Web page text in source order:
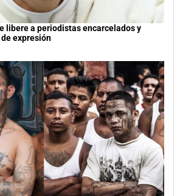
libere a periodistas encarcelados y
expresión